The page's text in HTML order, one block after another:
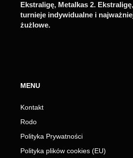
Ekstraligę, Metalkas 2.
turnieje indywidualne i
żużlowe.
MENU
Kontakt
Rodo
Polityka Prywatności
Polityka plików cookies (EU)